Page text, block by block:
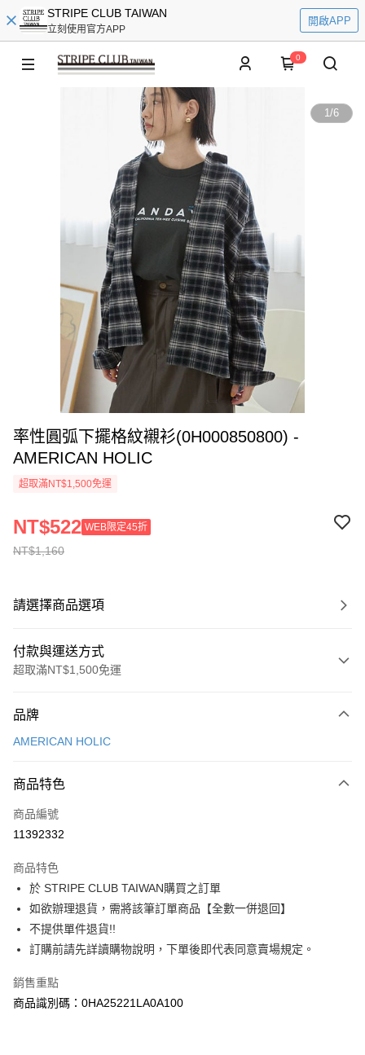
STRIPE CLUB TAIWAN
立刻使用官方APP
開啟APP
0
1/6
率性圓弧下擺格紋襯衫(0H000850800) -
AMERICAN HOLIC
超取滿NT$1,500免運
NT$1,160
NT$522 WEB限定45折
請選擇商品選項
付款與運送方式
超取滿NT$1,500免運
信用卡一次付款
3 期 0 利率 每期
合作金庫商業銀行
上海商業儲蓄銀行
臺灣中小企業銀行
匯豐（台灣）商業銀行
華泰商業銀行
聯邦商業銀行
遠東國際商業銀行
元大商業銀行
玉山商業銀行
星展（台灣）商業銀行
台灣樂天信用卡公司
超商取貨付款
LINE Pay
Apple Pay
街口支付
悠遊付
大哥付你分期
相關說明
品牌
AMERICAN HOLIC
商品特色
商品編號
11392332
商品特色
於 STRIPE CLUB TAIWAN購買之訂單
如欲辦理退貨，需將該筆訂單商品【全數一併退回】
不提供單件退貨!!
訂購前請先詳讀購物說明，下單後即代表同意賣場規定。
銷售重點
商品識別碼：0HA25221LA0A100